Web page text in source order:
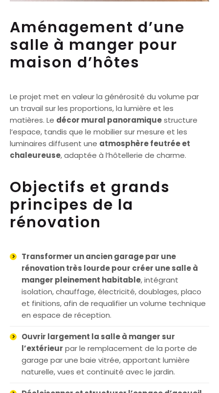
Aménagement d’une
salle à manger pour
maison d’hôtes
Le projet met en valeur la générosité du volume par
un travail sur les proportions, la lumière et les
matières. Le décor mural panoramiquestructure
l’espace, tandis que le mobilier sur mesure et les
luminaires diffusent une atmosphère feutrée et
chaleureuse, adaptée à l’hôtellerie de charme.
Objectifs et grands
principes de la
rénovation
Transformer un ancien garage par une
rénovation très lourde pour créer une salle à
manger pleinement habitable, intégrant
isolation, chauffage, électricité, doublages, placo
et finitions, afin de requalifier un volume technique
en espace de réception.
Ouvrir largement la salle à manger sur
l’extérieur par le remplacement de la porte de
garage par une baie vitrée, apportant lumière
naturelle, vues et continuité avec le jardin.